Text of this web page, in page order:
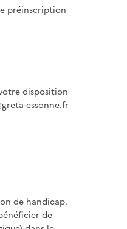
préinscription
disposition
essonne.fr
de handicap.
de